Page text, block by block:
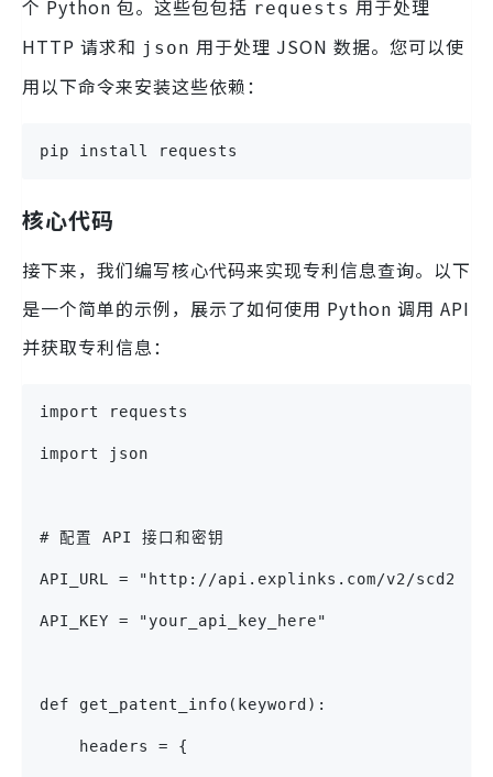
个 Python 包。这些包包括 requests 用于处理
HTTP 请求和 json 用于处理 JSON 数据。您可以使
用以下命令来安装这些依赖：
pip install requests
核心代码
接下来，我们编写核心代码来实现专利信息查询。以下
是一个简单的示例，展示了如何使用 Python 调用 API
并获取专利信息：
import requests
import json
# 配置 API 接口和密钥
API_URL = "http://api.explinks.com/v2/
API_KEY = "your_api_key_here"
def get_patent_info(keyword):
    headers = {